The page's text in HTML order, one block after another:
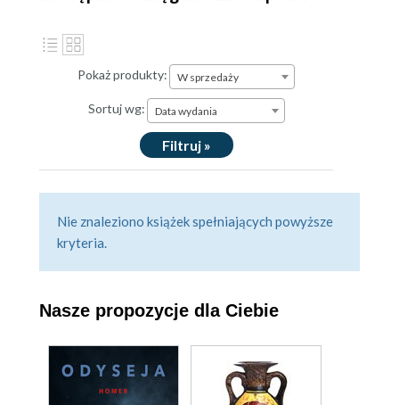
Pokaż produkty: W sprzedaży
Sortuj wg: Data wydania
Filtruj »
Nie znaleziono książek spełniających powyższe
kryteria.
Nasze propozycje dla Ciebie